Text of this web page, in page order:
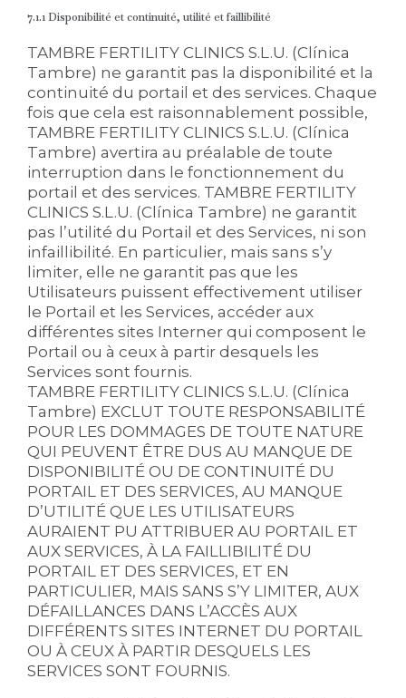
7.1.1 Disponibilité et continuité, utilité et faillibilité
TAMBRE FERTILITY CLINICS S.L.U. (Clínica
Tambre) ne garantit pas la disponibilité et la
continuité du portail et des services. Chaque
fois que cela est raisonnablement possible,
TAMBRE FERTILITY CLINICS S.L.U. (Clínica
Tambre) avertira au préalable de toute
interruption dans le fonctionnement du
portail et des services. TAMBRE FERTILITY
CLINICS S.L.U. (Clínica Tambre) ne garantit
pas l’utilité du Portail et des Services, ni son
infaillibilité. En particulier, mais sans s’y
limiter, elle ne garantit pas que les
Utilisateurs puissent effectivement utiliser
le Portail et les Services, accéder aux
différentes sites Interner qui composent le
Portail ou à ceux à partir desquels les
Services sont fournis.
TAMBRE FERTILITY CLINICS S.L.U. (Clínica
Tambre) EXCLUT TOUTE RESPONSABILITÉ
POUR LES DOMMAGES DE TOUTE NATURE
QUI PEUVENT ÊTRE DUS AU MANQUE DE
DISPONIBILITÉ OU DE CONTINUITÉ DU
PORTAIL ET DES SERVICES, AU MANQUE
D’UTILITÉ QUE LES UTILISATEURS
AURAIENT PU ATTRIBUER AU PORTAIL ET
AUX SERVICES, À LA FAILLIBILITÉ DU
PORTAIL ET DES SERVICES, ET EN
PARTICULIER, MAIS SANS S’Y LIMITER, AUX
DÉFAILLANCES DANS L’ACCÈS AUX
DIFFÉRENTS SITES INTERNET DU PORTAIL
OU À CEUX À PARTIR DESQUELS LES
SERVICES SONT FOURNIS.